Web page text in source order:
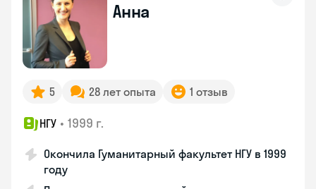
Анна
5 28 лет опыта 1 отзыв
НГУ • 1999 г.
Окончила Гуманитарный факультет НГУ в 1999
году